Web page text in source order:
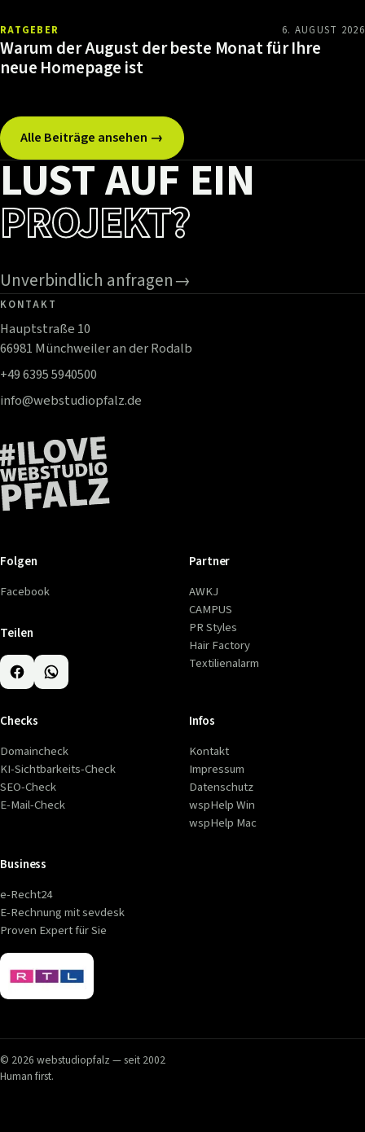
RATGEBER 6. AUGUST 2026
Warum der August der beste Monat für Ihre
neue Homepage ist
Alle Beiträge ansehen →
LUST AUF EIN
PROJEKT?
Unverbindlich anfragen→
KONTAKT
Hauptstraße 10
66981 Münchweiler an der Rodalb
+49 6395 5940500
info@webstudiopfalz.de
Folgen
Facebook
Teilen
Partner
AWKJ
CAMPUS
PR Styles
Hair Factory
Textilienalarm
Checks
Domaincheck
KI-Sichtbarkeits-Check
SEO-Check
E-Mail-Check
Infos
Kontakt
Impressum
Datenschutz
wspHelp Win
wspHelp Mac
Business
e-Recht24
E-Rechnung mit sevdesk
Proven Expert für Sie
© 2026 webstudiopfalz — seit 2002
Human first.